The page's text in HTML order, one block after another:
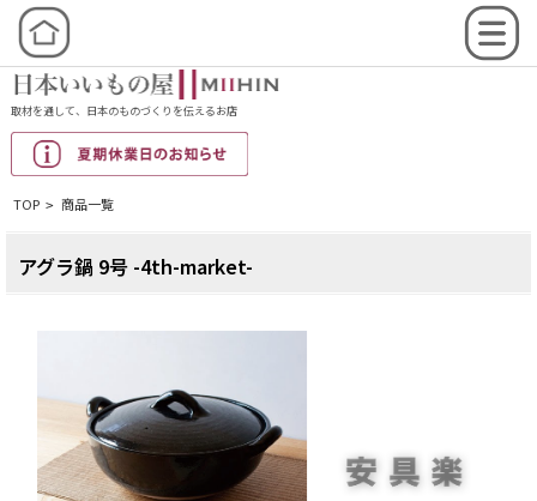
取材を通して、日本のものづくりを伝えるお店
TOP > 商品一覧
アグラ鍋 9号 -4th-market-